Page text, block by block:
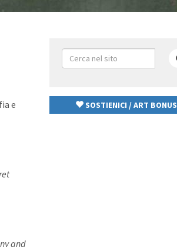
e
and
Form
di
SOSTIENICI / ART BONUS